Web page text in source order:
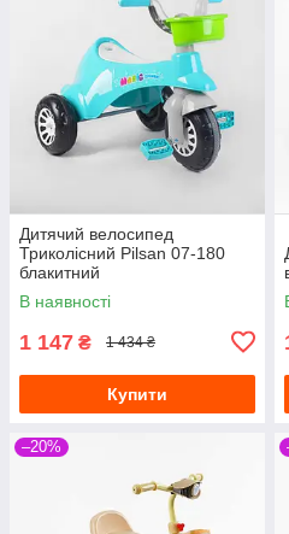
Дитячий велосипед
Триколісний Pilsan 07-180
блакитний
В наявності
1 147 ₴ 1 434 ₴
Купити
–20%